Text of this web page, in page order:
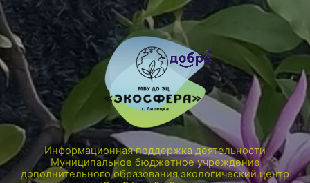
Информационная поддержка деятельности
Муниципальное бюджетное учреждение
дополнительного образования экологический центр